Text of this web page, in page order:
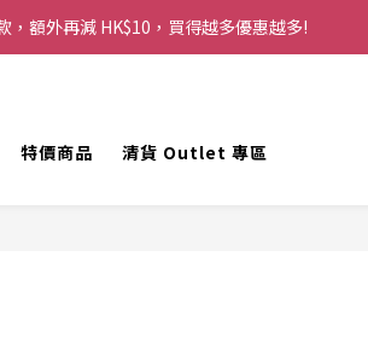
至香港及澳門地區
，額外再減 HK$10，買得越多優惠越多!
info@topwinner.com.hk
特價商品 清貨 Outlet 專區